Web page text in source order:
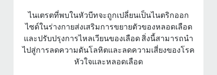
ไนเตรตที่พบในหัวบีทจะถูกเปลี่ยนเป็นไนตริกออก
ไซด์ในร่างกายส่งเสริมการขยายตัวของหลอดเลือด
และปรับปรุงการไหลเวียนของเลือด สิ่งนี้สามารถนํา
ไปสู่การลดความดันโลหิตและลดความเสี่ยงของโรค
หัวใจและหลอดเลือด